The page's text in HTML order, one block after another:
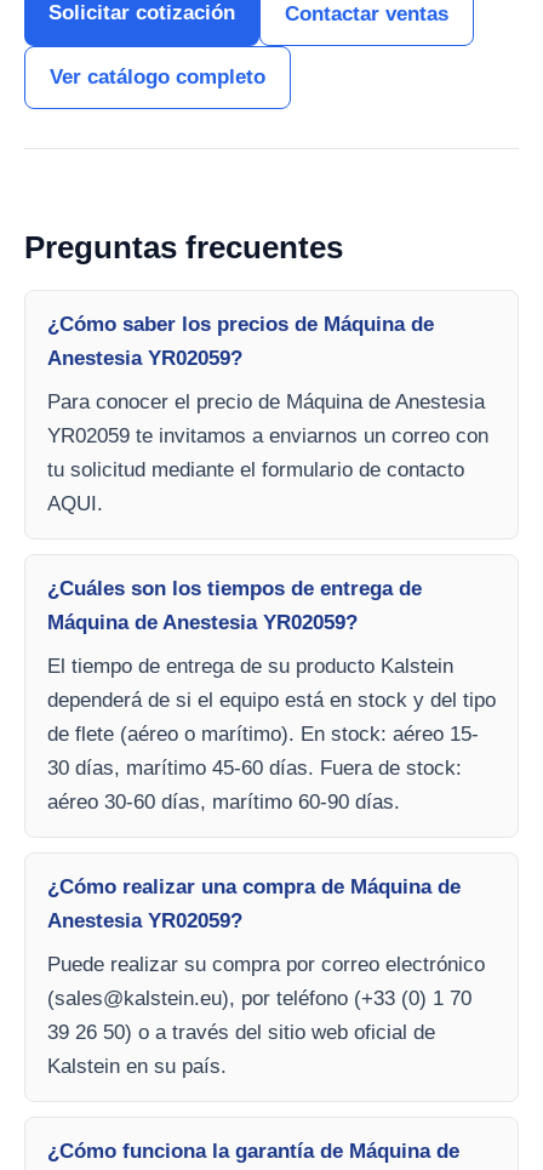
Solicitar cotización Contactar ventas
Ver catálogo completo
Preguntas frecuentes
¿Cómo saber los precios de Máquina de
Anestesia YR02059?
Para conocer el precio de Máquina de Anestesia
YR02059 te invitamos a enviarnos un correo con
tu solicitud mediante el formulario de contacto
AQUI.
¿Cuáles son los tiempos de entrega de
Máquina de Anestesia YR02059?
El tiempo de entrega de su producto Kalstein
dependerá de si el equipo está en stock y del tipo
de flete (aéreo o marítimo). En stock: aéreo 15-
30 días, marítimo 45-60 días. Fuera de stock:
aéreo 30-60 días, marítimo 60-90 días.
¿Cómo realizar una compra de Máquina de
Anestesia YR02059?
Puede realizar su compra por correo electrónico
(sales@kalstein.eu), por teléfono (+33 (0) 1 70
39 26 50) o a través del sitio web oficial de
Kalstein en su país.
¿Cómo funciona la garantía de Máquina de